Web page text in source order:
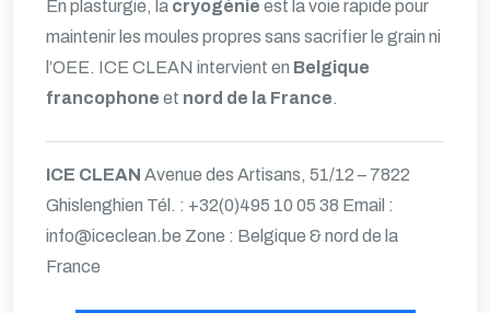
En plasturgie, la cryogénie est la voie rapide pour
maintenir les moules propres sans sacrifier le grain ni
l’OEE. ICE CLEAN intervient en Belgique
francophone et nord de la France.
ICE CLEAN Avenue des Artisans, 51/12 – 7822
Ghislenghien Tél. : +32(0)495 10 05 38 Email :
info@iceclean.be Zone : Belgique & nord de la
France